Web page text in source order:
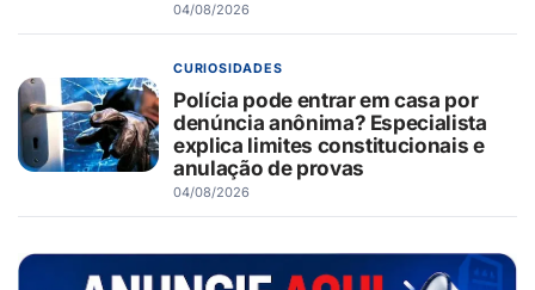
04/08/2026
CURIOSIDADES
Polícia pode entrar em casa por
denúncia anônima? Especialista
explica limites constitucionais e
anulação de provas
04/08/2026